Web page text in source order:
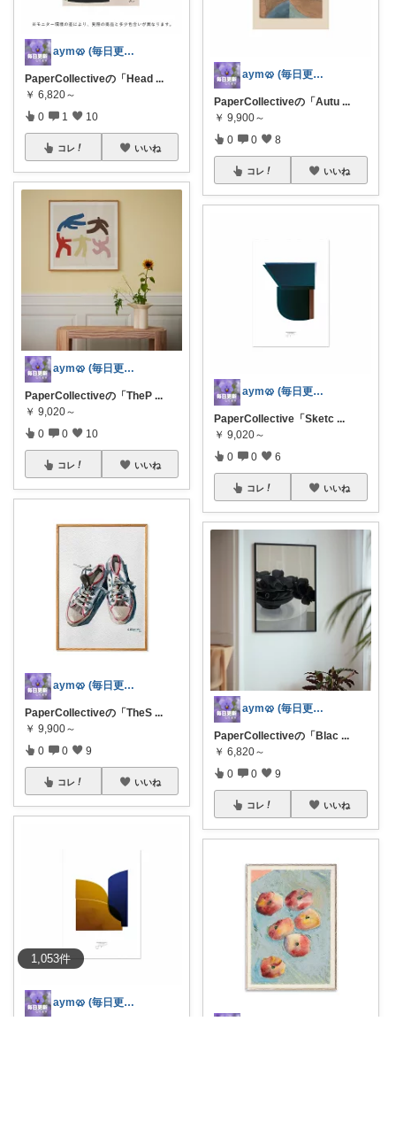
1,053件
aym🥨 (毎日更新してます🙌)
PaperCollectiveの「Head ...
￥ 6,820～
0 1 10
コレ いいね
aym🥨 (毎日更新してます🙌)
PaperCollectiveの「TheP ...
￥ 9,020～
0 0 10
コレ いいね
aym🥨 (毎日更新してます🙌)
PaperCollectiveの「TheS ...
￥ 9,900～
0 0 9
コレ いいね
aym🥨 (毎日更新してます🙌)
aym🥨 (毎日更新してます🙌)
PaperCollectiveの「Autu ...
￥ 9,900～
0 0 8
コレ いいね
aym🥨 (毎日更新してます🙌)
PaperCollective「Sketc ...
￥ 9,020～
0 0 6
コレ いいね
aym🥨 (毎日更新してます🙌)
PaperCollectiveの「Blac ...
￥ 6,820～
0 0 9
コレ いいね